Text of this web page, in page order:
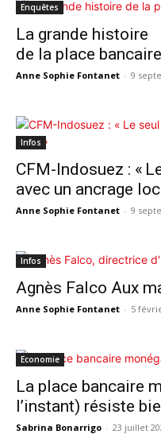
Enquêtes
La grande histoire
de la place
Anne Sophie Fontanet - 9
Infos
CFM-Indosuez : «
avec un ancrage
Anne Sophie Fontanet - 9
Infos
Agnès Falco Aux
Anne Sophie Fontanet - 5
Economie
La place bancaire
l’instant) résiste
Sabrina Bonarrigo - 23 juillet